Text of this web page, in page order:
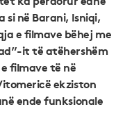
në Barani, Isniqi,
e filmave bëhej me
it të atëhershëm
filmave të në
ekziston
ende funksionale